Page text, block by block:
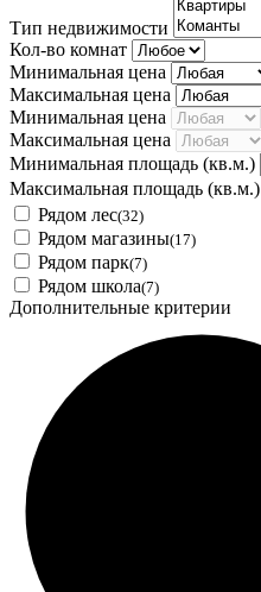
Тип недвижимости
Кол-во комнат
Минимальная цена
Максимальная цена
Минимальная цена
Максимальная цена
Минимальная площадь (кв.м.)
Максимальная площадь (кв.м.)
Рядом лес(32)
Рядом магазины(17)
Рядом парк(7)
Рядом школа(7)
Дополнительные критерии